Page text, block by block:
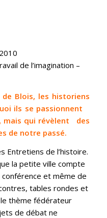
de l’imagination –
Blois, les historiens
ils se passionnent
mais qui révèlent des
de notre passé.
Entretiens de l’histoire.
la petite ville compte
et même de
tables rondes et
thème fédérateur
de débat ne